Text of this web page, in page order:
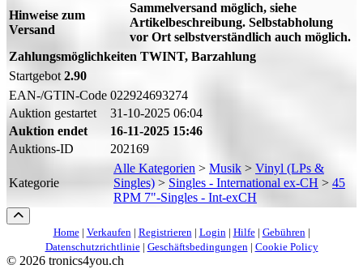
Hinweise zum
Versand
Sammelversand möglich, siehe
Artikelbeschreibung. Selbstabholung
vor Ort selbstverständlich auch möglich.
Zahlungsmöglichkeiten TWINT, Barzahlung
Startgebot 2.90
EAN-/GTIN-Code 022924693274
Auktion gestartet
31-10-2025 06:04
Auktion endet
16-11-2025 15:46
Auktions-ID
202169
Kategorie
Alle Kategorien > Musik > Vinyl (LPs &
Singles) > Singles - International ex-CH > 45
RPM 7"-Singles - Int-exCH
Home| Verkaufen| Registrieren| Login| Hilfe| Gebühren|
Datenschutzrichtlinie| Geschäftsbedingungen| Cookie Policy
© 2026 tronics4you.ch